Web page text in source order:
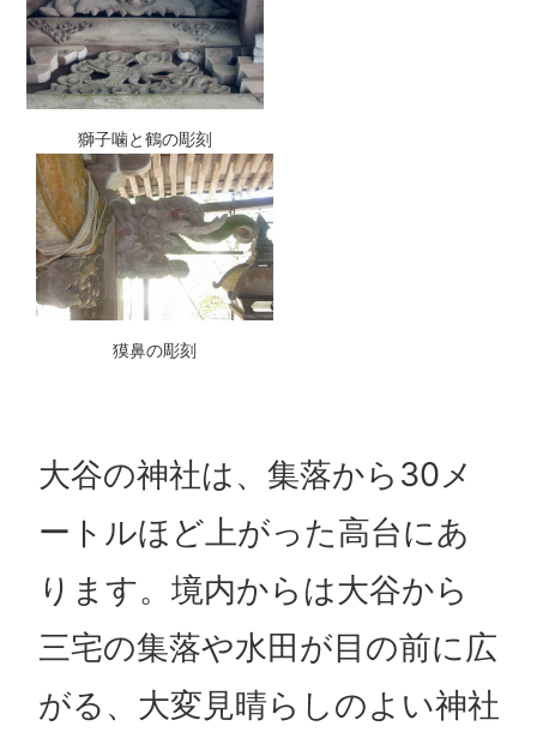
獅子噛と鶴の彫刻
獏鼻の彫刻
大谷の神社は、集落から30メ
ートルほど上がった高台にあ
ります。境内からは大谷から
三宅の集落や水田が目の前に広
がる、大変見晴らしのよい神社